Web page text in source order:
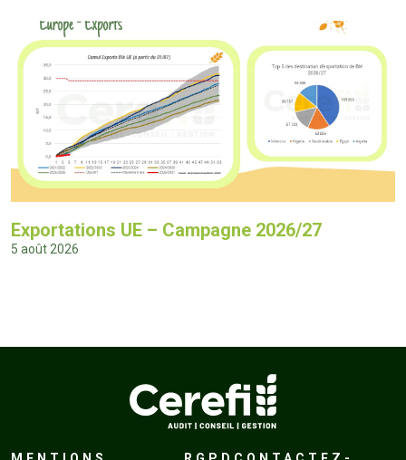
Exportations UE – Campagne 2026/27
5 août 2026